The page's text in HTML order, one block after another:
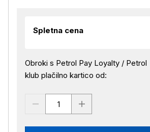
Spletna cena
Obroki s Petrol Pay Loyalty / Petrol
klub plačilno kartico od: